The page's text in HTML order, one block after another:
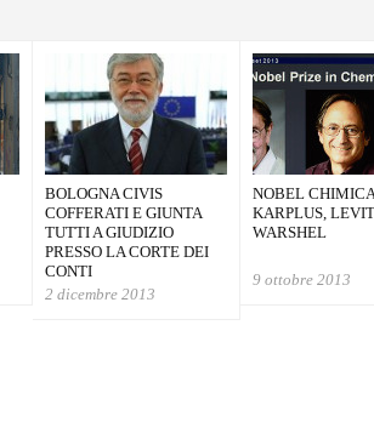
BOLOGNA CIVIS
COFFERATI E GIUNTA
TUTTI A GIUDIZIO
PRESSO LA CORTE DEI
CONTI
2 dicembre 2013
NOBEL
KARPLUS,
WARSHEL
9 ottobre 2013